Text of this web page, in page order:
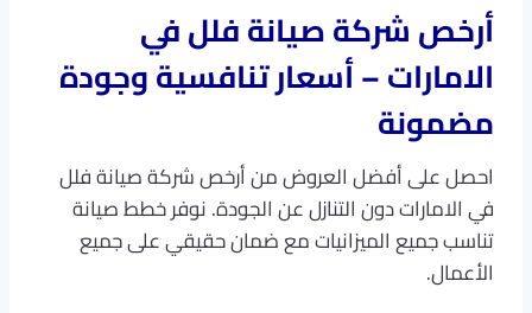
أرخص شركة صيانة فلل في
الامارات – أسعار تنافسية وجودة
مضمونة
احصل على أفضل العروض من أرخص شركة صيانة فلل
في الامارات دون التنازل عن الجودة. نوفر خطط صيانة
تناسب جميع الميزانيات مع ضمان حقيقي على جميع
الأعمال.